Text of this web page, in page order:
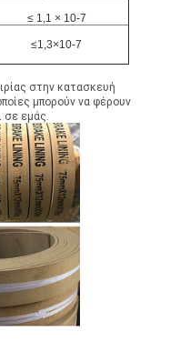
≤ 1,1 × 10-7
≤1,3×10-7
στην κατασκευή
μπορούν να φέρουν
σε εμάς.